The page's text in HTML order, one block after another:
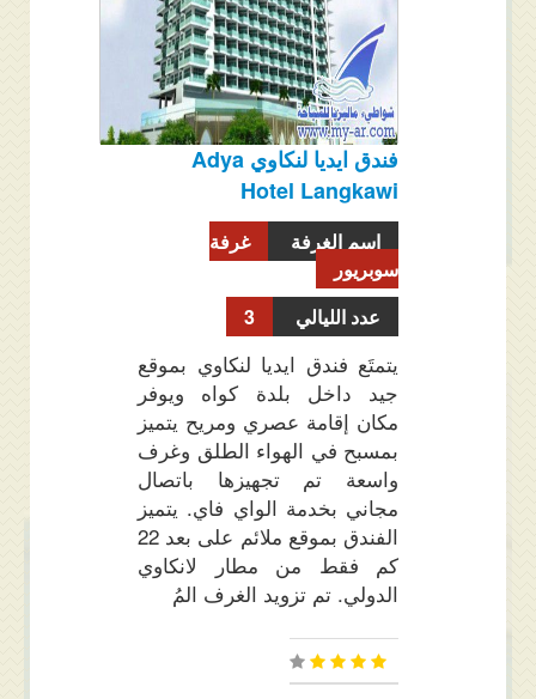
فندق ايديا لنكاوي Adya
Hotel Langkawi
اسم الغرفة
غرفة
سوبريور
عدد الليالي
3
يتمتَع فندق ايديا لنكاوي بموقع
جيد داخل بلدة كواه ويوفر
مكان إقامة عصري ومريح يتميز
بمسبح في الهواء الطلق وغرف
واسعة تم تجهيزها باتصال
مجاني بخدمة الواي فاي. يتميز
الفندق بموقع ملائم على بعد 22
كم فقط من مطار لانكاوي
الدولي. تم تزويد الغرف المُ